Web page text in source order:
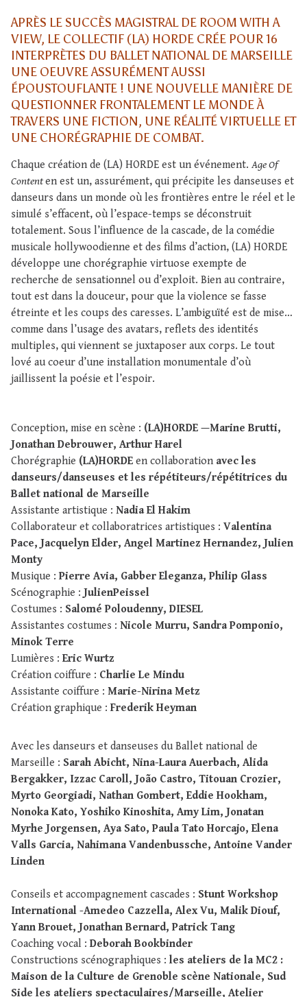
APRÈS LE SUCCÈS MAGISTRAL DE ROOM WITH A
VIEW, LE COLLECTIF (LA) HORDE CRÉE POUR 16
INTERPRÈTES DU BALLET NATIONAL DE MARSEILLE
UNE OEUVRE ASSURÉMENT AUSSI
ÉPOUSTOUFLANTE ! UNE NOUVELLE MANIÈRE DE
QUESTIONNER FRONTALEMENT LE MONDE À
TRAVERS UNE FICTION, UNE RÉALITÉ VIRTUELLE ET
UNE CHORÉGRAPHIE DE COMBAT.
Chaque création de (LA) HORDE est un événement. Age Of
Contenten est un, assurément, qui précipite les danseuses et
danseurs dans un monde où les frontières entre le réel et le
simulé s’effacent, où l’espace-temps se déconstruit
totalement. Sous l’influence de la cascade, de la comédie
musicale hollywoodienne et des films d’action, (LA) HORDE
développe une chorégraphie virtuose exempte de
recherche de sensationnel ou d’exploit. Bien au contraire,
tout est dans la douceur, pour que la violence se fasse
étreinte et les coups des caresses. L’ambiguïté est de mise…
comme dans l’usage des avatars, reflets des identités
multiples, qui viennent se juxtaposer aux corps. Le tout
lové au coeur d’une installation monumentale d’où
jaillissent la poésie et l’espoir.
Conception, mise en scène : (LA)HORDE —Marine Brutti,
Jonathan Debrouwer, Arthur Harel
Chorégraphie (LA)HORDE en collaboration avec les
danseurs/danseuses et les répétiteurs/répétitrices du
Ballet national de Marseille
Assistante artistique : Nadia El Hakim
Collaborateur et collaboratrices artistiques : Valentina
Pace, Jacquelyn Elder, Angel Martinez Hernandez, Julien
Monty
Musique : Pierre Avia, Gabber Eleganza, Philip Glass
Scénographie : JulienPeissel
Costumes : Salomé Poloudenny, DIESEL
Assistantes costumes : Nicole Murru, Sandra Pomponio,
Minok Terre
Lumières : Eric Wurtz
Création coiffure : Charlie Le Mindu
Assistante coiffure : Marie-Nirina Metz
Création graphique : Frederik Heyman
Avec les danseurs et danseuses du Ballet national de
Marseille : Sarah Abicht, Nina-Laura Auerbach, Alida
Bergakker, Izzac Caroll, João Castro, Titouan Crozier,
Myrto Georgiadi, Nathan Gombert, Eddie Hookham,
Nonoka Kato, Yoshiko Kinoshita, Amy Lim, Jonatan
Myrhe Jorgensen, Aya Sato, Paula Tato Horcajo, Elena
Valls Garcia, Nahimana Vandenbussche, Antoine Vander
Linden
Conseils et accompagnement cascades : Stunt Workshop
International -Amedeo Cazzella, Alex Vu, Malik Diouf,
Yann Brouet, Jonathan Bernard, Patrick Tang
Coaching vocal : Deborah Bookbinder
Constructions scénographiques : les ateliers de la MC2 :
Maison de la Culture de Grenoble scène Nationale, Sud
Side les ateliers spectaculaires/Marseille, Atelier